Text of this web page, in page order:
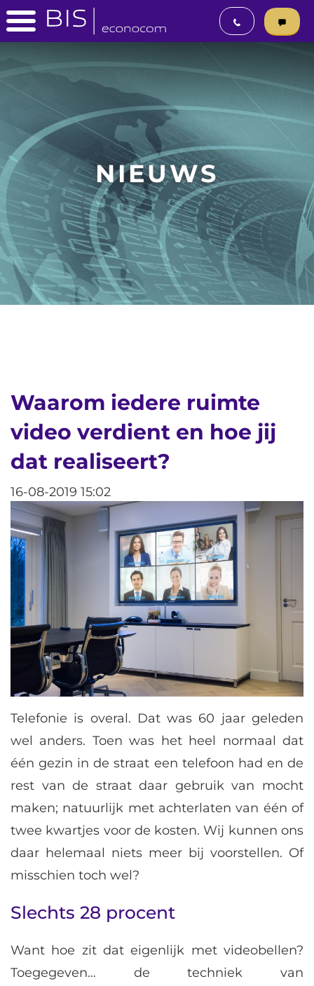
NIEUWS
Waarom iedere ruimte
video verdient en hoe jij
dat realiseert?
16-08-2019 15:02
Telefonie is overal. Dat was 60 jaar geleden
wel anders. Toen was het heel normaal dat
één gezin in de straat een telefoon had en de
rest van de straat daar gebruik van mocht
maken; natuurlijk met achterlaten van één of
twee kwartjes voor de kosten. Wij kunnen ons
daar helemaal niets meer bij voorstellen. Of
misschien toch wel?
Slechts 28 procent
Want hoe zit dat eigenlijk met videobellen?
Toegegeven… de techniek van